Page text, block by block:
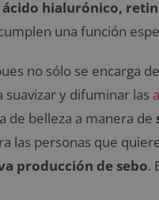
ácido hialurónico,
una función
no sólo se encarga
suavizar y difuminar las
de belleza a manera de
las personas que
producción de sebo.